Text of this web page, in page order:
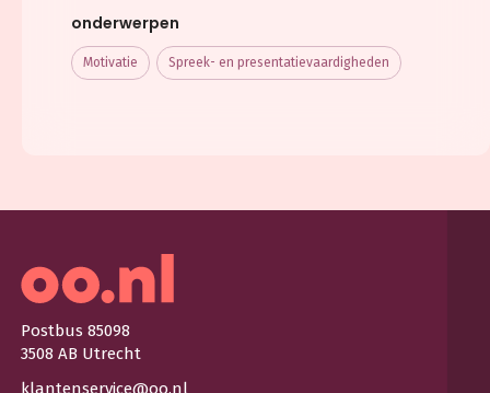
onderwerpen
Motivatie Spreek- en presentatievaardigheden
Postbus 85098
3508 AB Utrecht
klantenservice@oo.nl